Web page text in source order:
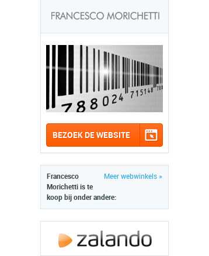
BEZOEK DE WEBSITE
Meer webwinkels »
Francesco
Morichetti is te
koop bij onder andere: